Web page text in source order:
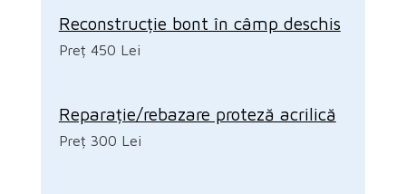
Reconstrucție bont în câmp deschis
Preț 450 Lei
Reparație/rebazare proteză acrilică
Preț 300 Lei